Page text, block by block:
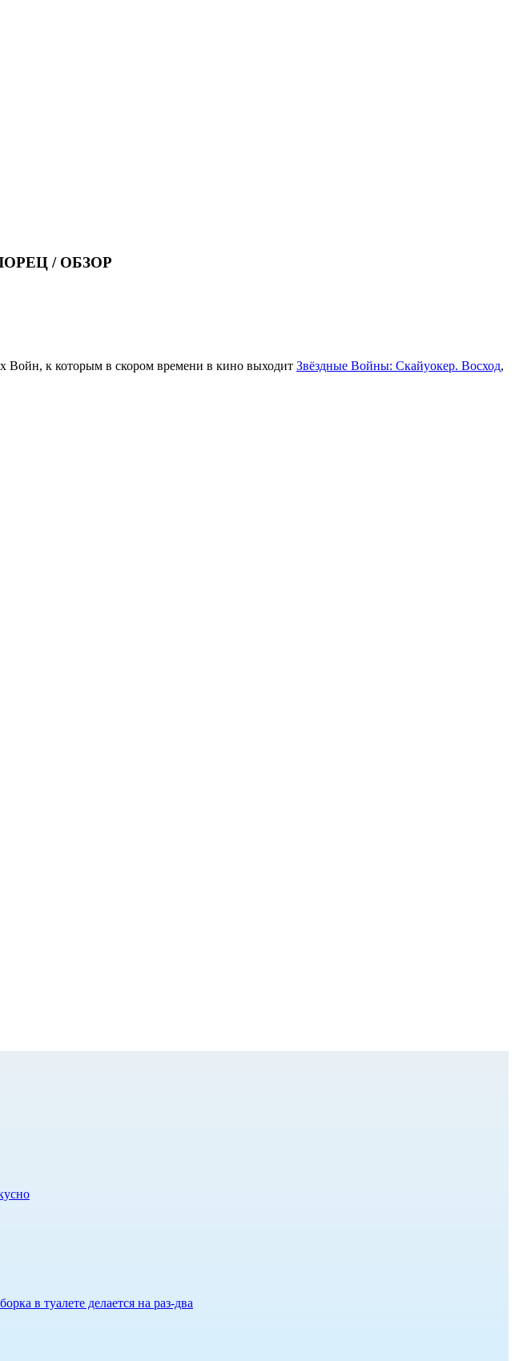
/ ОБЗОР
Войн, к которым в скором времени в кино выходит Звёздные Войны: Скайуокер. Восход,
в туалете делается на раз-два